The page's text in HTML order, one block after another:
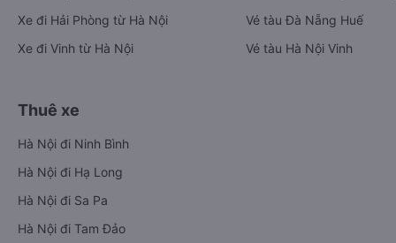
Xe đi Hải Phòng từ Hà Nội
Xe đi Vinh từ Hà Nội
Vé tàu Đà Nẵng Huế
Vé tàu Hà Nội Vinh
Thuê xe
Hà Nội đi Ninh Bình
Hà Nội đi Hạ Long
Hà Nội đi Sa Pa
Hà Nội đi Tam Đảo